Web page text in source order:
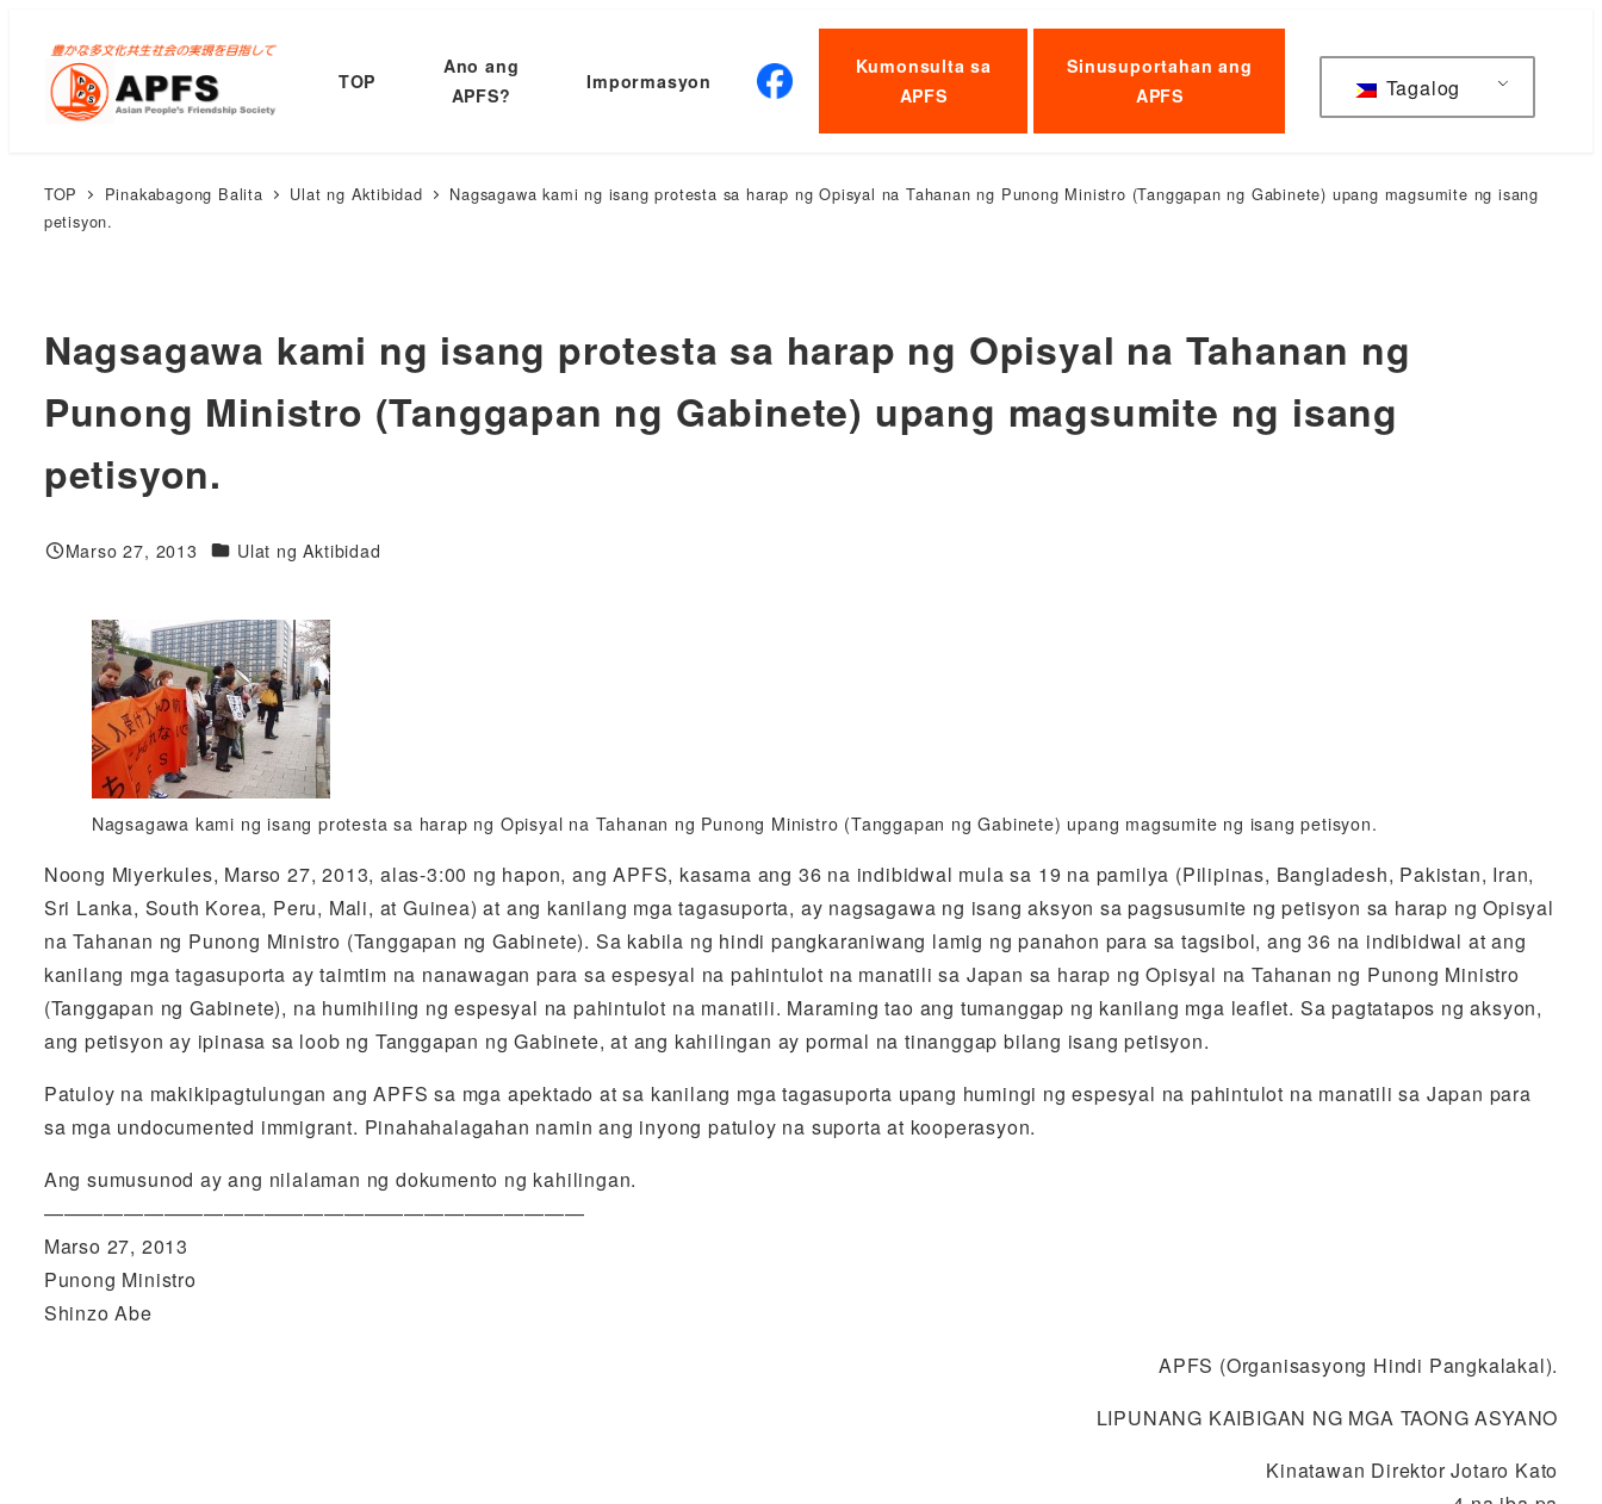
pangunahing
nilalaman
TOP
Ano ang
APFS?
Impormasyon
Kumonsulta sa
APFS
Sinusuportahan ang
APFS
Tagalog
TOP Pinakabagong Balita Ulat ng Aktibidad
Nagsagawa kami ng isang protesta sa harap ng Opisyal na Tahanan ng Punong Ministro (Tanggapan ng Gabinete) upang magsumite ng isang
petisyon.
Nagsagawa kami ng isang protesta sa harap ng Opisyal na Tahanan ng
Punong Ministro (Tanggapan ng Gabinete) upang magsumite ng isang
petisyon.
Nai-publish
Marso 27, 2013 Mga Kategorya
Ulat ng Aktibidad
Nagsagawa kami ng isang protesta sa harap ng Opisyal na Tahanan ng Punong Ministro (Tanggapan ng Gabinete) upang magsumite ng isang petisyon.
Noong Miyerkules, Marso 27, 2013, alas-3:00 ng hapon, ang APFS, kasama ang 36 na indibidwal mula sa 19 na pamilya (Pilipinas, Bangladesh, Pakistan, Iran,
Sri Lanka, South Korea, Peru, Mali, at Guinea) at ang kanilang mga tagasuporta, ay nagsagawa ng isang aksyon sa pagsusumite ng petisyon sa harap ng Opisyal
na Tahanan ng Punong Ministro (Tanggapan ng Gabinete). Sa kabila ng hindi pangkaraniwang lamig ng panahon para sa tagsibol, ang 36 na indibidwal at ang
kanilang mga tagasuporta ay taimtim na nanawagan para sa espesyal na pahintulot na manatili sa Japan sa harap ng Opisyal na Tahanan ng Punong Ministro
(Tanggapan ng Gabinete), na humihiling ng espesyal na pahintulot na manatili. Maraming tao ang tumanggap ng kanilang mga leaflet. Sa pagtatapos ng aksyon,
ang petisyon ay ipinasa sa loob ng Tanggapan ng Gabinete, at ang kahilingan ay pormal na tinanggap bilang isang petisyon.
Patuloy na makikipagtulungan ang APFS sa mga apektado at sa kanilang mga tagasuporta upang humingi ng espesyal na pahintulot na manatili sa Japan para
sa mga undocumented immigrant. Pinahahalagahan namin ang inyong patuloy na suporta at kooperasyon.
Ang sumusunod ay ang nilalaman ng dokumento ng kahilingan.
———————————————————————————
Marso 27, 2013
Punong Ministro
Shinzo Abe
APFS (Organisasyong Hindi Pangkalakal).
LIPUNANG KAIBIGAN NG MGA TAONG ASYANO
Kinatawan Direktor Jotaro Kato